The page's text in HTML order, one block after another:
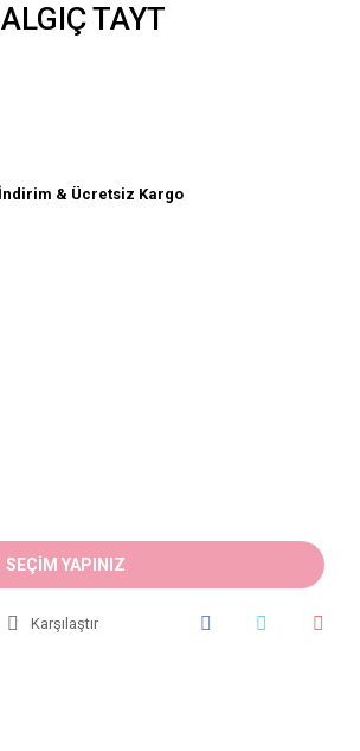
TAYT
İndirim & Ücretsiz Kargo
SEÇİM YAPINIZ
Karşılaştır